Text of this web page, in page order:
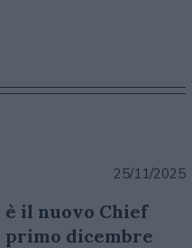
25/11/2025
il nuovo Chief
primo dicembre